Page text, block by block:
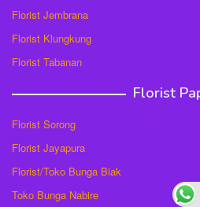
Florist Jembrana
Florist Klungkung
Florist Tabanan
Florist
Florist Sorong
Florist Jayapura
Florist/Toko Bunga Biak
Toko Bunga Nabire